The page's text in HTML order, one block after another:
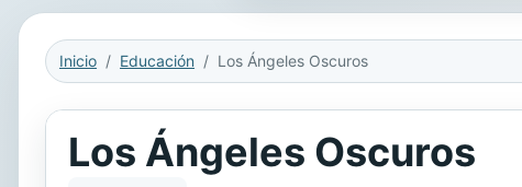
Inicio Educación Los Ángeles Oscuros
Los Ángeles Oscuros